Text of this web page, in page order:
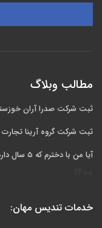
مطالب وبلاگ
ثبت شرکت صدرا آران
ثبت شرکت گروه آرینا
آیا من با دخترم که ۵ سال دارد می توانم شرکت ثبت کنم؟
خدمات تندیس مهان: